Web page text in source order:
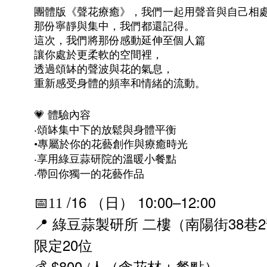
團體版《聲花療癒》，我們一起用聲音與自己相
那份寧靜與集中，我們都還記得。
這次，我們將那份感動延伸至個人篇
讓你處於更柔軟的空間裡，
透過頌缽的聲波與花的氣息，
重新感受身體的頻率和情緒的流動。
💗 體驗內容
‧頌缽集中下的放鬆與身體平衡
•專屬於你的花藝創作與療癒時光
‧享用綠豆蒜研院的溫暖小餐點
‧帶回你獨一的花藝作品
📅11 /16 （日） 10:00–12:00
📍 綠豆蒜製研所 二樓（南陽街38巷2
限定20位